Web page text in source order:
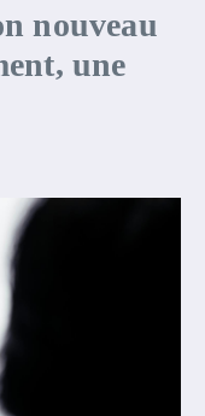
nouveau
une